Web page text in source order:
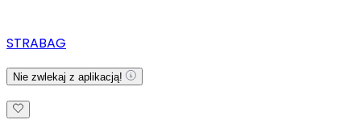
STRABAG
Nie zwlekaj z aplikacją!